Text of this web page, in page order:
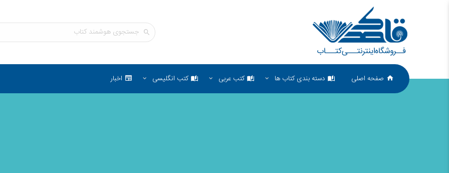
صفحه اصلی دسته بندی کتاب ها کتب عربی کتب انگلیسی اخبار